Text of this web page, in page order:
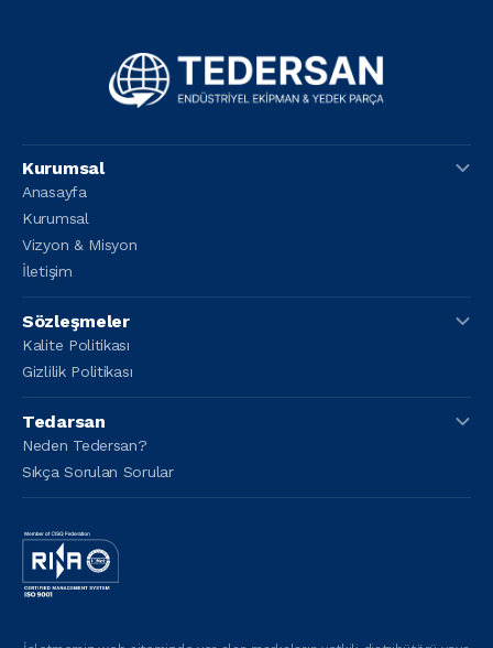
Kurumsal
Anasayfa
Kurumsal
Vizyon & Misyon
İletişim
Sözleşmeler
Kalite Politikası
Gizlilik Politikası
Tedarsan
Neden Tedersan?
Sıkça Sorulan Sorular